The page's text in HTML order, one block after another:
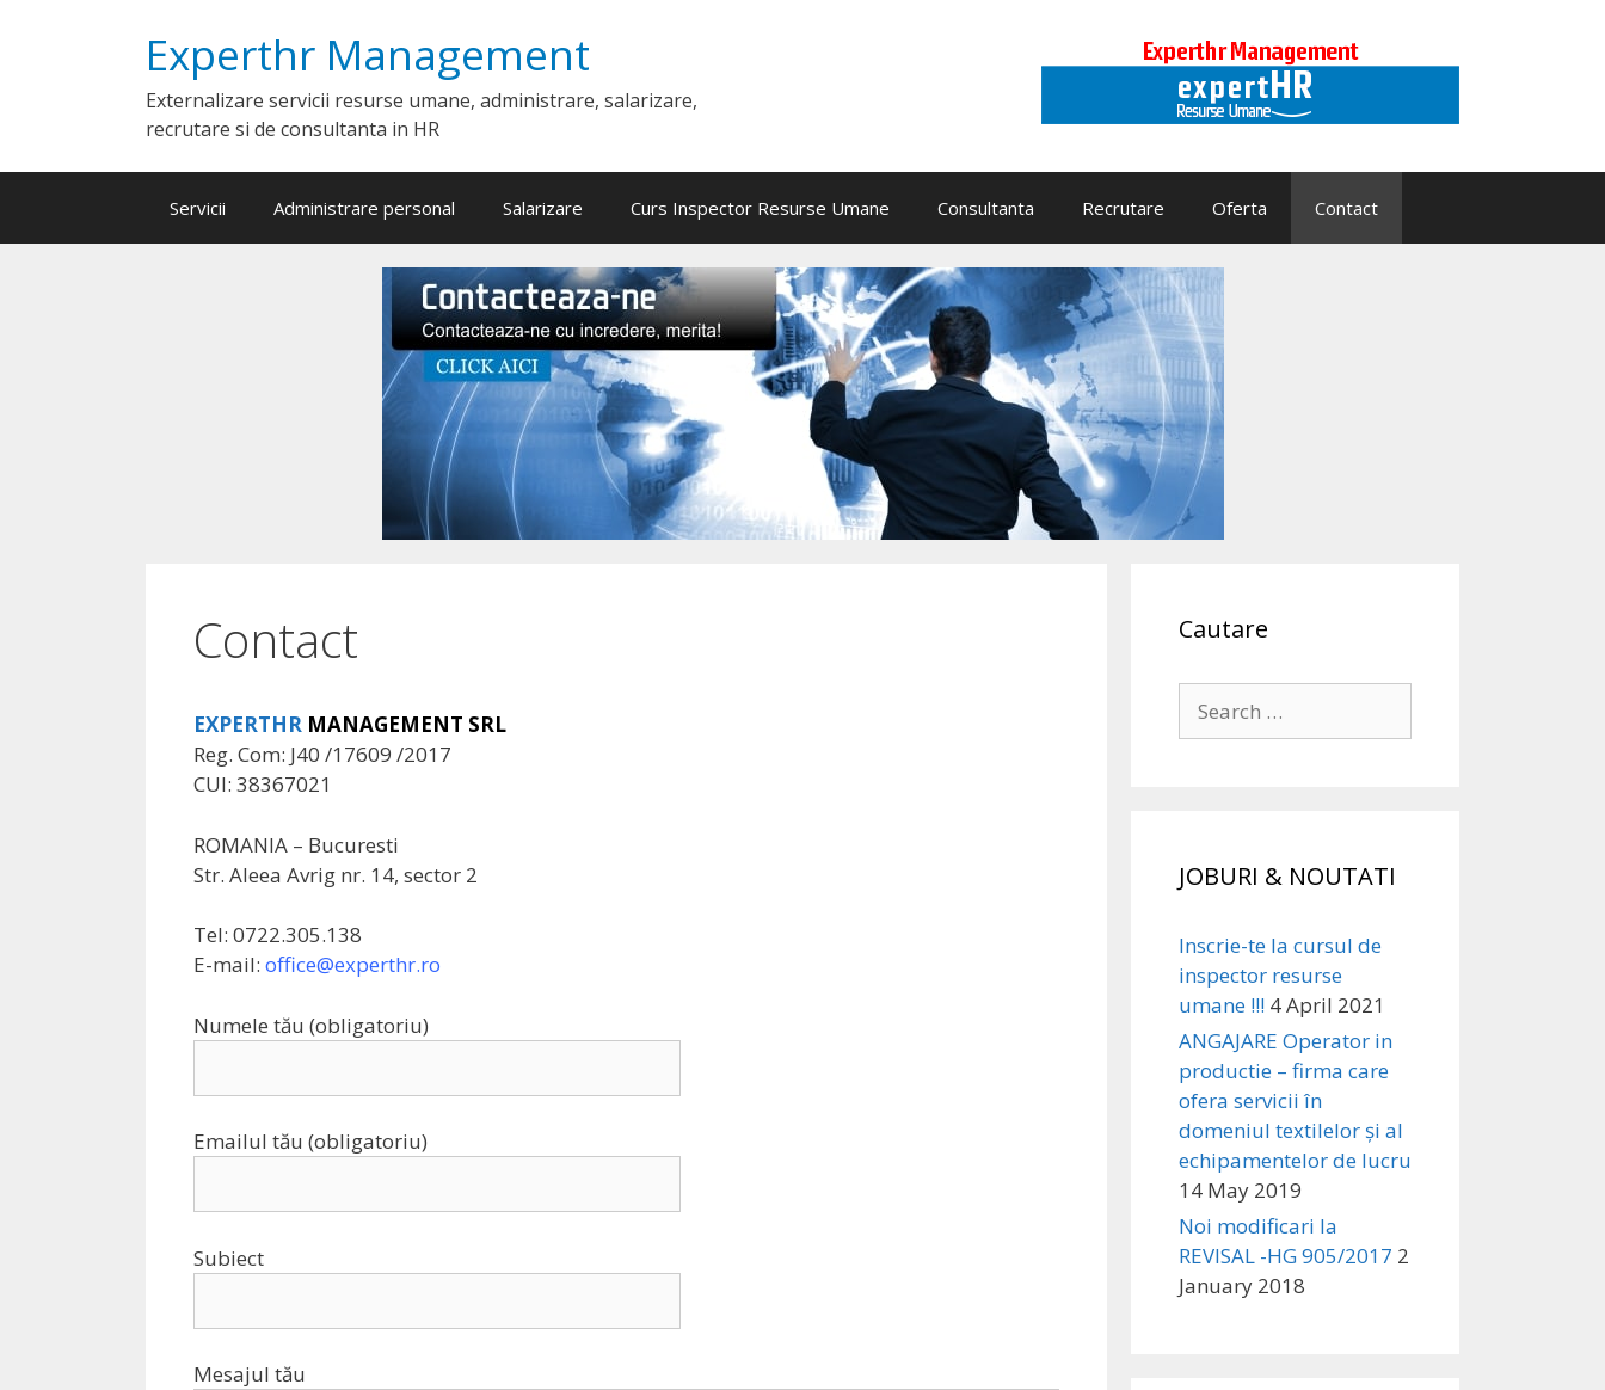
Experthr Management
Externalizare servicii resurse umane, administrare, salarizare,
recrutare si de consultanta in HR
Servicii Administrare personal Salarizare Curs Inspector Resurse Umane Consultanta Recrutare Oferta Contact
Contact
EXPERTHR MANAGEMENT SRL
Reg. Com: J40 /17609 /2017
CUI: 38367021
ROMANIA – Bucuresti
Str. Aleea Avrig nr. 14, sector 2
Tel: 0722.305.138
E-mail: office@experthr.ro
Numele tău (obligatoriu)
Emailul tău (obligatoriu)
Subiect
Mesajul tău
Cautare
for:
JOBURI & NOUTATI
Inscrie-te la cursul de
inspector resurse
umane !!! 4 April 2021
ANGAJARE Operator in
productie – firma care
ofera servicii în
domeniul textilelor și al
echipamentelor de lucru
14 May 2019
Noi modificari la
REVISAL -HG 905/2017 2
January 2018